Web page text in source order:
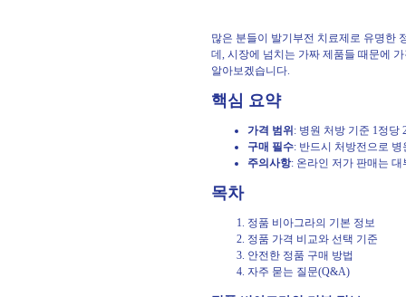
많은 분들이 발기부전 치료제로 유명한
데, 시장에 넘치는 가짜 제품들 때문에
알아보겠습니다.
핵심 요약
가격 범위: 병원 처방 기준 1정당
구매 필수: 반드시 처방전으로
주의사항: 온라인 저가 판매는
목차
정품 비아그라의 기본 정보
정품 가격 비교와 선택 기준
안전한 정품 구매 방법
자주 묻는 질문(Q&A)